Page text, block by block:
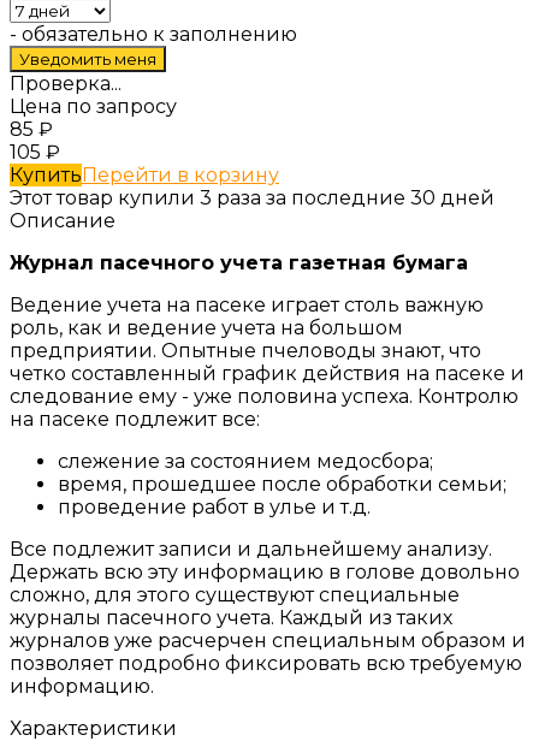
- обязательно к заполнению
Проверка...
Цена по запросу
85 ₽
105 ₽
КупитьПерейти в корзину
Этот товар купили 3 раза за последние 30 дней
Описание
Журнал пасечного учета газетная бумага
Ведение учета на пасеке играет столь важную
роль, как и ведение учета на большом
предприятии. Опытные пчеловоды знают, что
четко составленный график действия на пасеке и
следование ему - уже половина успеха. Контролю
на пасеке подлежит все:
слежение за состоянием медосбора;
время, прошедшее после обработки семьи;
проведение работ в улье и т.д.
Все подлежит записи и дальнейшему анализу.
Держать всю эту информацию в голове довольно
сложно, для этого существуют специальные
журналы пасечного учета. Каждый из таких
журналов уже расчерчен специальным образом и
позволяет подробно фиксировать всю требуемую
информацию.
Характеристики